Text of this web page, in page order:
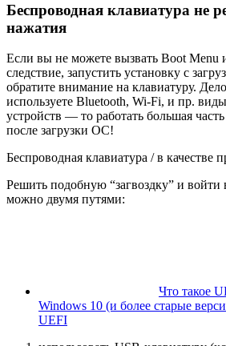
Беспроводная клавиатура не
нажатия
Если вы не можете вызвать Boot Menu
следствие, запустить установку с
обратите внимание на клавиатуру.
используете Bluetooth, Wi-Fi, и пр.
устройств — то работать большая
после загрузки ОС!
Беспроводная клавиатура / в качестве
Решить подобную “загвоздку” и
можно двумя путями:
Что такое
Windows 10 (и более старые
UEFI